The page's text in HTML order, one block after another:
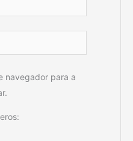
navegador para a